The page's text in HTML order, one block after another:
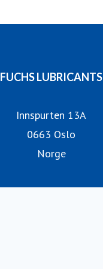
FUCHS LUBRICANTS
Innspurten 13A
0663 Oslo
Norge